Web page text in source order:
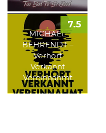
MICHAEL
BEHRENDT –
Verhört
Verkannt
Vereinnahmt
7.5